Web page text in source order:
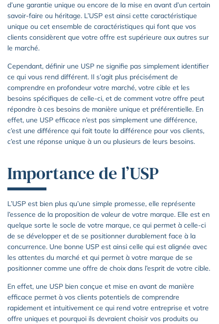
d’une garantie unique ou encore de la mise en avant d’un certain
savoir-faire ou héritage. L’USP est ainsi cette caractéristique
unique ou cet ensemble de caractéristiques qui font que vos
clients considèrent que votre offre est supérieure aux autres sur
le marché.
Cependant, définir une USP ne signifie pas simplement identifier
ce qui vous rend différent. Il s’agit plus précisément de
comprendre en profondeur votre marché, votre cible et les
besoins spécifiques de celle-ci, et de comment votre offre peut
répondre à ces besoins de manière unique et préférentielle. En
effet, une USP efficace n’est pas simplement une différence,
c’est une différence qui fait toute la différence pour vos clients,
c’est une réponse unique à un ou plusieurs de leurs besoins.
Importance de l’USP
L’USP est bien plus qu’une simple promesse, elle représente
l’essence de la proposition de valeur de votre marque. Elle est en
quelque sorte le socle de votre marque, ce qui permet à celle-ci
de se développer et de se positionner durablement face à la
concurrence. Une bonne USP est ainsi celle qui est alignée avec
les attentes du marché et qui permet à votre marque de se
positionner comme une offre de choix dans l’esprit de votre cible.
En effet, une USP bien conçue et mise en avant de manière
efficace permet à vos clients potentiels de comprendre
rapidement et intuitivement ce qui rend votre entreprise et votre
offre uniques et pourquoi ils devraient choisir vos produits ou